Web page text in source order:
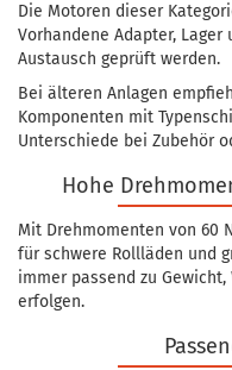
Die Motoren dieser
Vorhandene Adapter,
Austausch geprüft werden.
Bei älteren Anlagen
Komponenten mit
Unterschiede bei Zubehör
Hohe
Mit Drehmomenten von 60
für schwere Rollläden und
immer passend zu
erfolgen.